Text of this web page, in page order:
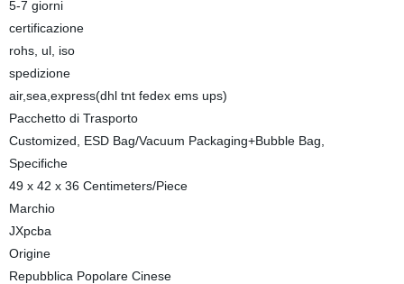
5-7 giorni
certificazione
rohs, ul, iso
spedizione
air,sea,express(dhl tnt fedex ems ups)
Pacchetto di Trasporto
Customized, ESD Bag/Vacuum Packaging+Bubble Bag,
Specifiche
49 x 42 x 36 Centimeters/Piece
Marchio
JXpcba
Origine
Repubblica Popolare Cinese